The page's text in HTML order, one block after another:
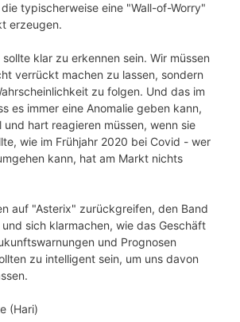
typischerweise eine "Wall-of-Worry"
erzeugen.
klar zu erkennen sein. Wir müssen
verrückt machen zu lassen, sondern
zu folgen. Und das im
es immer eine Anomalie geben kann,
und hart reagieren müssen, wenn sie
wie im Frühjahr 2020 bei Covid - wer
kann, hat am Markt nichts
auf "Asterix" zurückgreifen, den Band
sich klarmachen, wie das Geschäft
und Prognosen
zu intelligent sein, um uns davon
(Hari)